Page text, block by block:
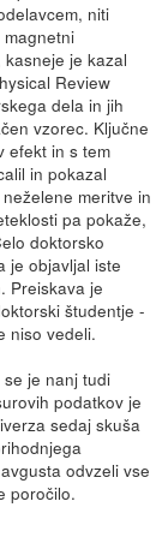
niti
je kazal
Review
dela in jih
vzorec. Ključne
efekt in s tem
in pokazal
meritve in
pa pokaže,
doktorsko
je objavljal iste
Preiskava je
študentje -
niso vedeli.
je nanj tudi
podatkov je
sedaj skuša
odvzeli vse
poročilo.